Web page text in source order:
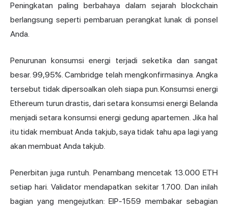
Peningkatan paling berbahaya dalam sejarah blockchain
berlangsung seperti pembaruan perangkat lunak di ponsel
Anda.
Penurunan konsumsi energi terjadi seketika dan sangat
besar. 99,95%. Cambridge telah mengkonfirmasinya. Angka
tersebut tidak dipersoalkan oleh siapa pun. Konsumsi energi
Ethereum turun drastis, dari setara konsumsi energi Belanda
menjadi setara konsumsi energi gedung apartemen. Jika hal
itu tidak membuat Anda takjub, saya tidak tahu apa lagi yang
akan membuat Anda takjub.
Penerbitan juga runtuh. Penambang mencetak 13.000 ETH
setiap hari. Validator mendapatkan sekitar 1.700. Dan inilah
bagian yang mengejutkan: EIP-1559 membakar sebagian